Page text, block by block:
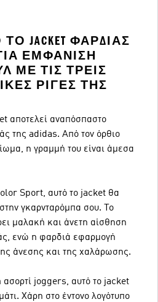
JACKET ΦΑΡΔΙΆΣ
ΕΜΦΆΝΙΣΗ
ΜΕ ΤΙΣ ΤΡΕΙΣ
ΡΊΓΕΣ ΤΗΣ
αποτελεί αναπόσπαστο
της adidas. Από τον όρθιο
η γραμμή του είναι άμεσα
Sport, αυτό το jacket θα
γκαρνταρόμπα σου. Το
μαλακή και άνετη αίσθηση
ενώ η φαρδιά εφαρμογή
άνεσης και της χαλάρωσης.
joggers, αυτό το jacket
Χάρη στο έντονο λογότυπο